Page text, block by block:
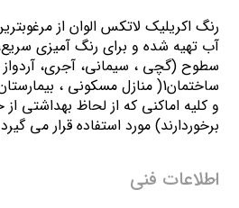
رنگ اكريليك لاتكس الوان از
آب تهيه شده و برای رنگ آمیزی سریع،
سطوح (گچی ، سیمانی، آجری،
ساختمان1( منازل مسكوني ،
و كليه اماكني كه از لحاظ بهداشتي
برخوردارند) مورد استفاده قرار می
اطلاعات فنی